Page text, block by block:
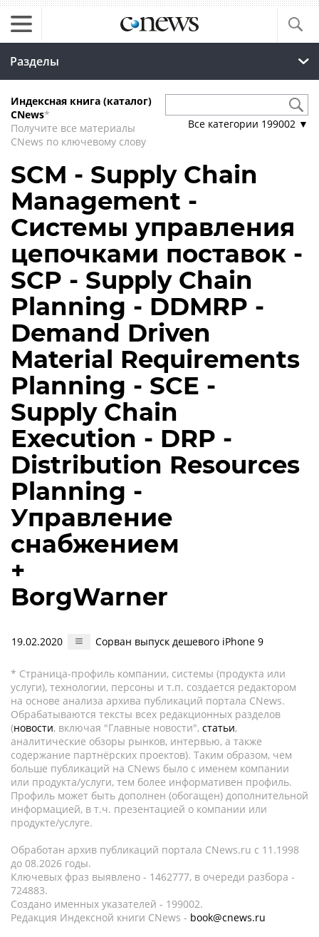
Разделы
Индексная книга (каталог)
CNews*
Получите все материалы
CNews по ключевому слову
Все категории 199002 ▼
SCM - Supply Chain
Management -
Системы управления
цепочками поставок -
SCP - Supply Chain
Planning - DDMRP -
Demand Driven
Material Requirements
Planning - SCE -
Supply Chain
Execution - DRP -
Distribution Resources
Planning -
Управление
снабжением
+
BorgWarner
19.02.2020 Сорван выпуск дешевого iPhone 9
* Страница-профиль компании, системы (продукта или
услуги), технологии, персоны и т.п. создается редактором
на основе анализа архива публикаций портала CNews.
Обрабатываются тексты всех редакционных разделов
(новости, включая "Главные новости", статьи,
аналитические обзоры рынков, интервью, а также
содержание партнёрских проектов). Таким образом, чем
больше публикаций на CNews было с именем компании
или продукта/услуги, тем более информативен профиль.
Профиль может быть дополнен (обогащен) дополнительной
информацией, в т.ч. презентацией о компании или
продукте/услуге.
Обработан архив публикаций портала CNews.ru c 11.1998
до 08.2026 годы.
Ключевых фраз выявлено - 1462777, в очереди разбора -
724883.
Создано именных указателей - 199002.
Редакция Индексной книги CNews - book@cnews.ru